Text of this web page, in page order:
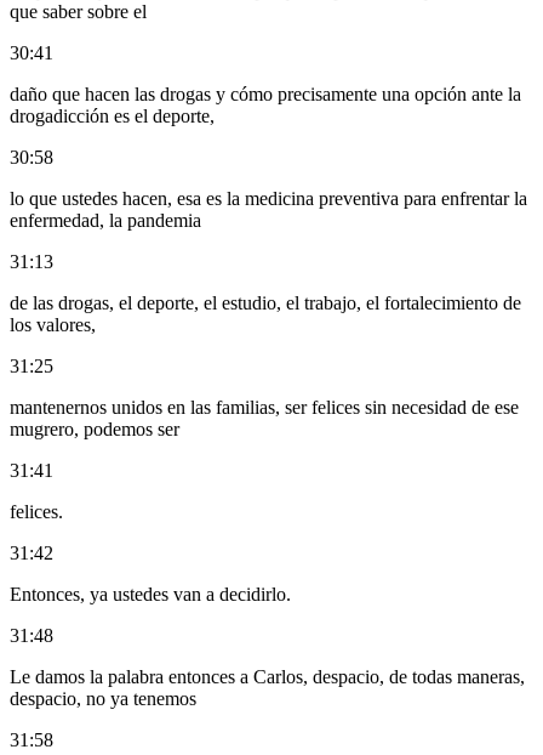
que saber sobre el
30:41
daño que hacen las drogas y cómo precisamente una opción ante la
drogadicción es el deporte,
30:58
lo que ustedes hacen, esa es la medicina preventiva para enfrentar la
enfermedad, la pandemia
31:13
de las drogas, el deporte, el estudio, el trabajo, el fortalecimiento de
los valores,
31:25
mantenernos unidos en las familias, ser felices sin necesidad de ese
mugrero, podemos ser
31:41
felices.
31:42
Entonces, ya ustedes van a decidirlo.
31:48
Le damos la palabra entonces a Carlos, despacio, de todas maneras,
despacio, no ya tenemos
31:58